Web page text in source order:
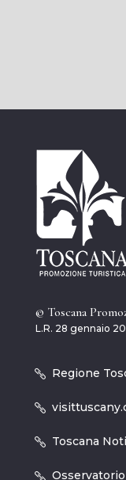
© Toscana
L.R. 28 gennaio
Regione
Toscana